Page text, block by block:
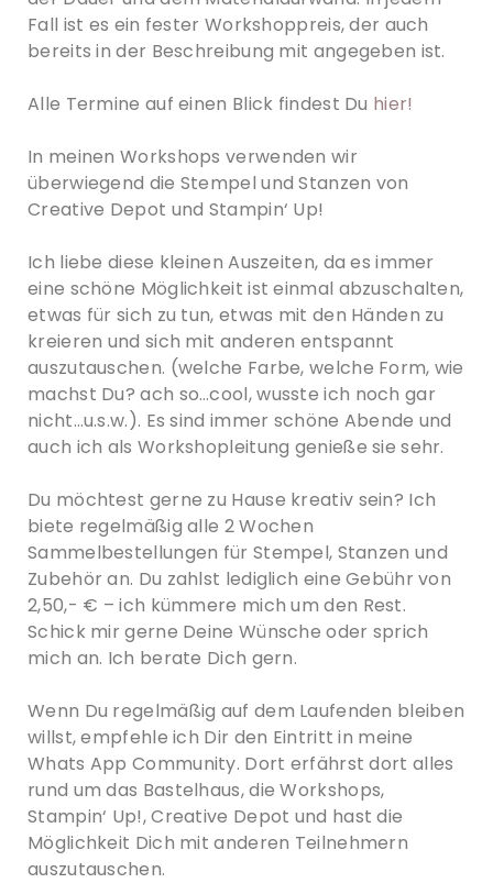
Fall ist es ein fester Workshoppreis, der auch
bereits in der Beschreibung mit angegeben ist.
Alle Termine auf einen Blick findest Du hier!
In meinen Workshops verwenden wir
überwiegend die Stempel und Stanzen von
Creative Depot und Stampin‘ Up!
Ich liebe diese kleinen Auszeiten, da es immer
eine schöne Möglichkeit ist einmal abzuschalten,
etwas für sich zu tun, etwas mit den Händen zu
kreieren und sich mit anderen entspannt
auszutauschen. (welche Farbe, welche Form, wie
machst Du? ach so…cool, wusste ich noch gar
nicht…u.s.w.). Es sind immer schöne Abende und
auch ich als Workshopleitung genieße sie sehr.
Du möchtest gerne zu Hause kreativ sein? Ich
biete regelmäßig alle 2 Wochen
Sammelbestellungen für Stempel, Stanzen und
Zubehör an. Du zahlst lediglich eine Gebühr von
2,50,- € – ich kümmere mich um den Rest.
Schick mir gerne Deine Wünsche oder sprich
mich an. Ich berate Dich gern.
Wenn Du regelmäßig auf dem Laufenden bleiben
willst, empfehle ich Dir den Eintritt in meine
Whats App Community. Dort erfährst dort alles
rund um das Bastelhaus, die Workshops,
Stampin‘ Up!, Creative Depot und hast die
Möglichkeit Dich mit anderen Teilnehmern
auszutauschen.